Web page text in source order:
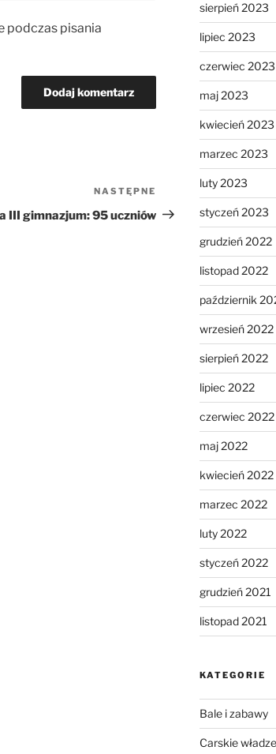
podczas pisania
Następny
wpis
NASTĘPNE
III gimnazjum: 95 uczniów
sierpień 2023
lipiec 2023
czerwiec 2023
maj 2023
kwiecień 2023
marzec 2023
luty 2023
styczeń 2023
grudzień 2022
listopad 2022
październik
wrzesień 2022
sierpień 2022
lipiec 2022
czerwiec 2022
maj 2022
kwiecień 2022
marzec 2022
luty 2022
styczeń 2022
grudzień 2021
listopad 2021
KATEGORIE
Bale i zabawy
Carskie władze